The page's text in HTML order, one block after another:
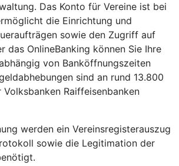
Das Konto für Vereine ist bei
die Einrichtung und
sowie den Zugriff auf
das OnlineBanking können Sie Ihre
von Banköffnungszeiten
sind an rund 13.800
Raiffeisenbanken
werden ein Vereinsregisterauszug
sowie die Legitimation der